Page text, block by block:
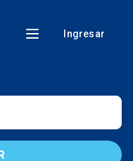
Ingresar